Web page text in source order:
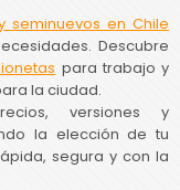
seminuevos en Chile
Descubre
para trabajo y
la ciudad.
versiones y
la elección de tu
segura y con la